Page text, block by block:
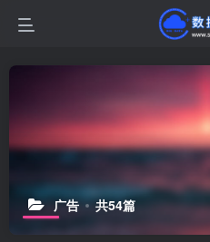
广告 共54篇